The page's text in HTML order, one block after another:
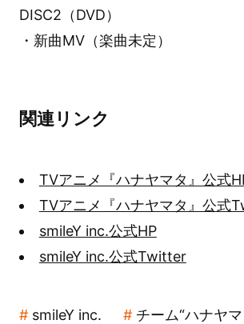
DISC2（DVD）
・新曲MV（楽曲未定）
関連リンク
TVアニメ『ハナヤマタ』公式
TVアニメ『ハナヤマタ』公式
smileY inc.公式HP
smileY inc.公式Twitter
smileY inc.
チーム“ハナヤマ